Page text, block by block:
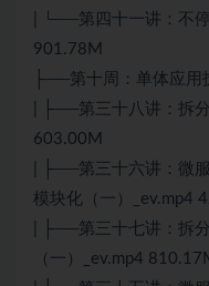
| └──第四十一讲：不
901.78M
├──第十周：单体应用
| ├──第三十八讲：拆
603.00M
| ├──第三十六讲：微
模块化（一）_ev.mp4
| ├──第三十七讲：拆
（一）_ev.mp4